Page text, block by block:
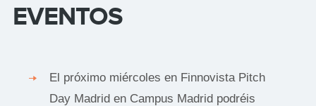
EVENTOS
El próximo miércoles en Finnovista Pitch
Day Madrid en Campus Madrid podréis